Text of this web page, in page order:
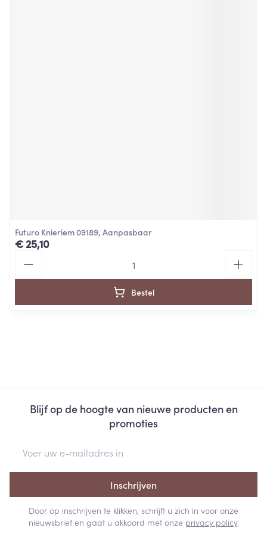
Futuro Knieriem 09189, Aanpasbaar
€ 25,10
Bestel
Blijf op de hoogte van nieuwe producten en
promoties
Inschrijven
Door op inschrijven te klikken, schrijft u zich in voor onze
nieuwsbrief en gaat u akkoord met onze privacy policy.